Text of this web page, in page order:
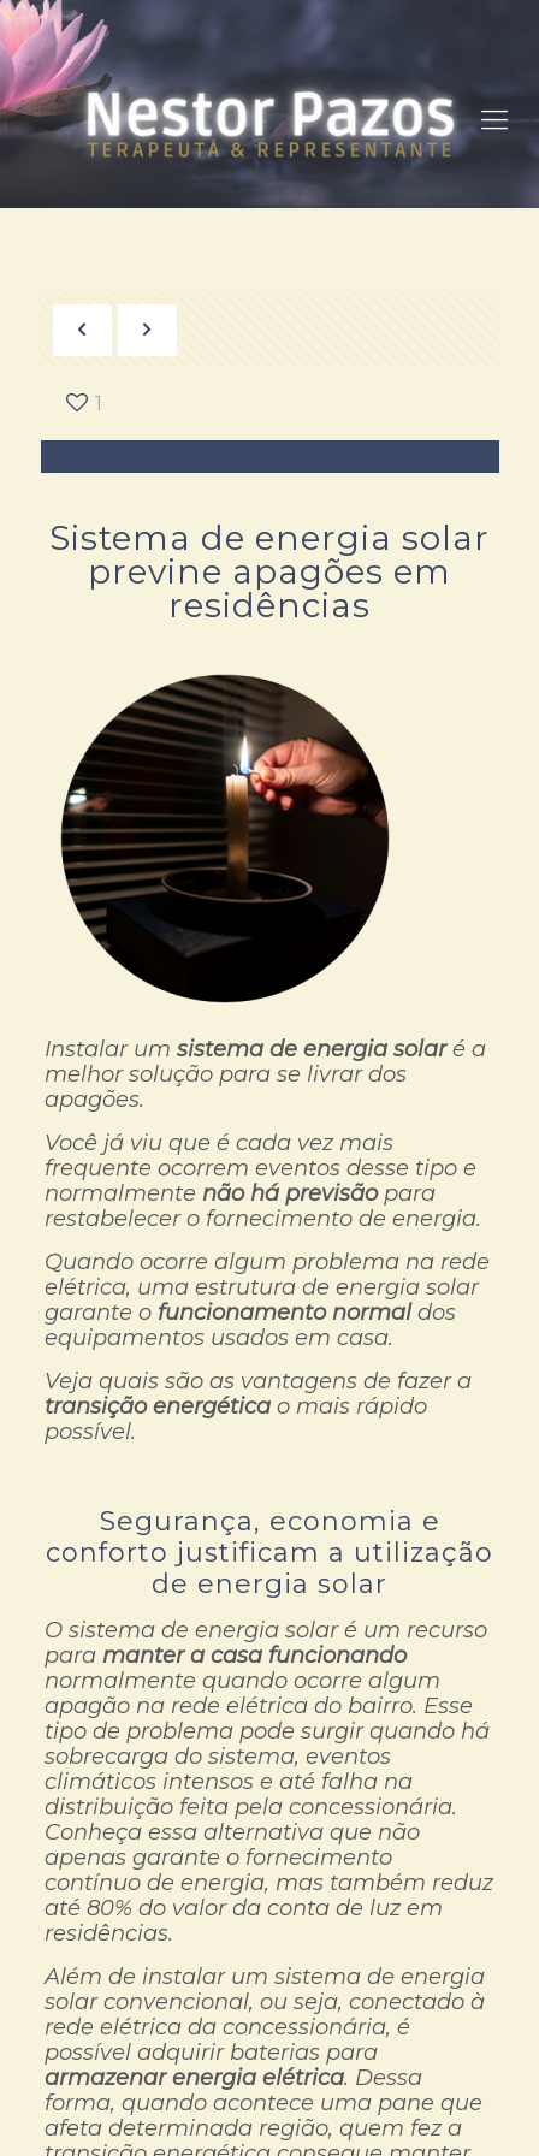
1
Sistema de energia solar
previne apagões em
residências
Instalar umsistema de energia solaré a
melhor solução para se livrar dos
apagões.
Você já viu que é cada vez mais
frequente ocorrem eventos desse tipo e
normalmente não há previsãopara
restabelecer o fornecimento de energia.
Quando ocorre algum problema na rede
elétrica, uma estrutura de energia solar
garante o funcionamento normaldos
equipamentos usados em casa.
Veja quais são as vantagens de fazer a
transição energética o mais rápido
possível.
Segurança, economia e
conforto justificam a utilização
de energia solar
O sistema de energia solar é um recurso
para manter a casa funcionando
normalmente quando ocorre algum
apagão na rede elétrica do bairro. Esse
tipo de problema pode surgir quando há
sobrecarga do sistema, eventos
climáticos intensos e até falha na
distribuição feita pela concessionária.
Conheça essa alternativa que não
apenas garante o fornecimento
contínuo de energia, mas também reduz
até 80% do valor da conta de luz em
residências.
Além de instalar um sistema de energia
solar convencional, ou seja, conectado à
rede elétrica da concessionária, é
possível adquirir baterias para
armazenar energia elétrica. Dessa
forma, quando acontece uma pane que
afeta determinada região, quem fez a